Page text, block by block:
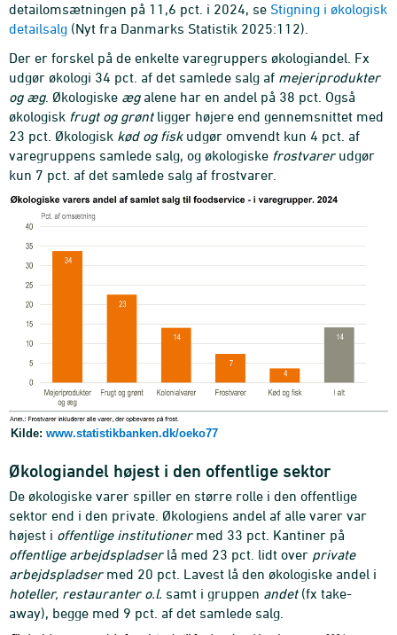
detailomsætningen på 11,6 pct. i 2024, se Stigning i økologisk
detailsalg (Nyt fra Danmarks Statistik 2025:112).
Der er forskel på de enkelte varegruppers økologiandel. Fx
udgør økologi 34 pct. af det samlede salg af mejeriprodukter
og æg. Økologiske ægalene har en andel på 38 pct. Også
økologisk frugt og grøntligger højere end gennemsnittet med
23 pct. Økologisk kød og fiskudgør omvendt kun 4 pct. af
varegruppens samlede salg, og økologiske frostvarerudgør
kun 7 pct. af det samlede salg af frostvarer.
Kilde: www.statistikbanken.dk/oeko77
Økologiandel højest i den offentlige sektor
De økologiske varer spiller en større rolle i den offentlige
sektor end i den private. Økologiens andel af alle varer var
højest i offentlige institutionermed 33 pct. Kantiner på
offentlige arbejdspladserlå med 23 pct. lidt over private
arbejdspladsermed 20 pct. Lavest lå den økologiske andel i
hoteller, restauranter o.l. samt i gruppen andet(fx take-
away), begge med 9 pct. af det samlede salg.